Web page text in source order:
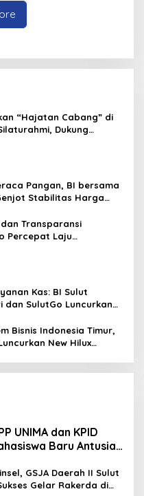
“Hajatan Cabang” di
Dukung
Pangan, BI bersama
Stabilitas Harga
Transparansi
Percepat Laju
Kas: BI Sulut
dan SulutGo Luncurkan
Bisnis Indonesia Timur,
New Hilux
UNIMA dan KPID
Baru Antusias
GSJA Daerah II Sulut
Gelar Rakerda di